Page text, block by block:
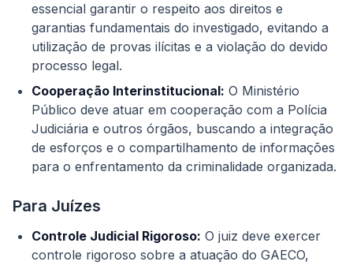
essencial garantir o respeito aos direitos e
garantias fundamentais do investigado, evitando a
utilização de provas ilícitas e a violação do devido
processo legal.
Cooperação Interinstitucional: O Ministério
Público deve atuar em cooperação com a Polícia
Judiciária e outros órgãos, buscando a integração
de esforços e o compartilhamento de informações
para o enfrentamento da criminalidade organizada.
Para Juízes
Controle Judicial Rigoroso: O juiz deve exercer
controle rigoroso sobre a atuação do GAECO,